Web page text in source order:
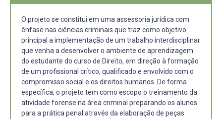
O projeto se constitui em uma assessoria jurídica com
ênfase nas ciências criminais que traz como objetivo
principal a implementação de um trabalho interdisciplinar
que venha a desenvolver o ambiente de aprendizagem
do estudante do curso de Direito, em direção à formação
de um profissional crítico, qualificado e envolvido com o
compromisso social e os direitos humanos. De forma
específica, o projeto tem como escopo o treinamento da
atividade forense na área criminal preparando os alunos
para a prática penal através da elaboração de peças